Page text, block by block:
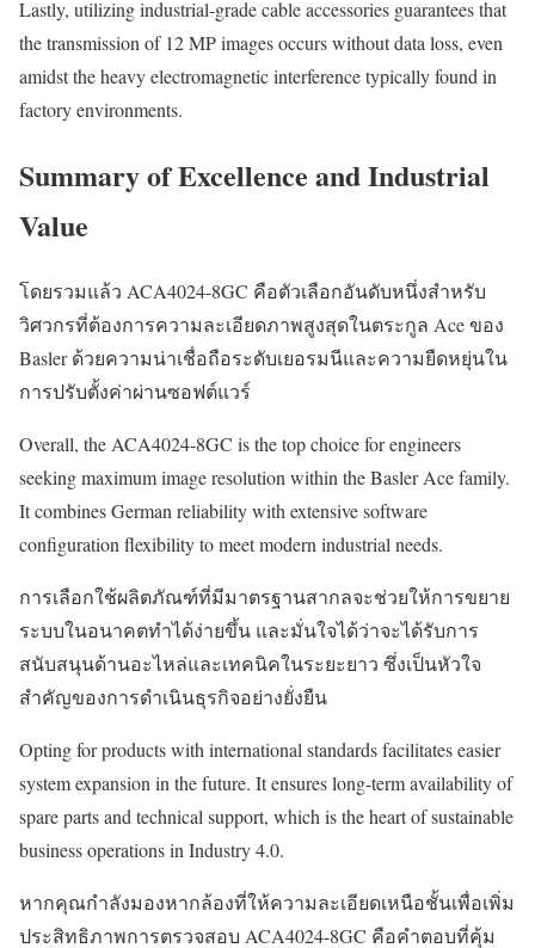
Lastly, utilizing industrial-grade cable accessories guarantees that
the transmission of 12 MP images occurs without data loss, even
amidst the heavy electromagnetic interference typically found in
factory environments.
Summary of Excellence and Industrial
Value
โดยรวมแล้ว ACA4024-8GC คือตัวเลือกอันดับหนึ่งสำหรับ
วิศวกรที่ต้องการความละเอียดภาพสูงสุดในตระกูล Ace ของ
Basler ด้วยความน่าเชื่อถือระดับเยอรมนีและความยืดหยุ่นใน
การปรับตั้งค่าผ่านซอฟต์แวร์
Overall, the ACA4024-8GC is the top choice for engineers
seeking maximum image resolution within the Basler Ace family.
It combines German reliability with extensive software
configuration flexibility to meet modern industrial needs.
การเลือกใช้ผลิตภัณฑ์ที่มีมาตรฐานสากลจะช่วยให้การขยาย
ระบบในอนาคตทำได้ง่ายขึ้น และมั่นใจได้ว่าจะได้รับการ
สนับสนุนด้านอะไหล่และเทคนิคในระยะยาว ซึ่งเป็นหัวใจ
สำคัญของการดำเนินธุรกิจอย่างยั่งยืน
Opting for products with international standards facilitates easier
system expansion in the future. It ensures long-term availability of
spare parts and technical support, which is the heart of sustainable
business operations in Industry 4.0.
หากคุณกำลังมองหากล้องที่ให้ความละเอียดเหนือชั้นเพื่อเพิ่ม
ประสิทธิภาพการตรวจสอบ ACA4024-8GC คือคำตอบที่คุ้ม